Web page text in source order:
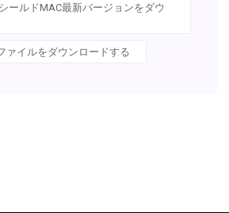
ールドMAC最新バージョンをダウ
ァイルをダウンロードする